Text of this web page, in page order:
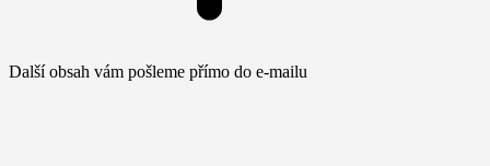
Další obsah vám pošleme přímo do e-mailu